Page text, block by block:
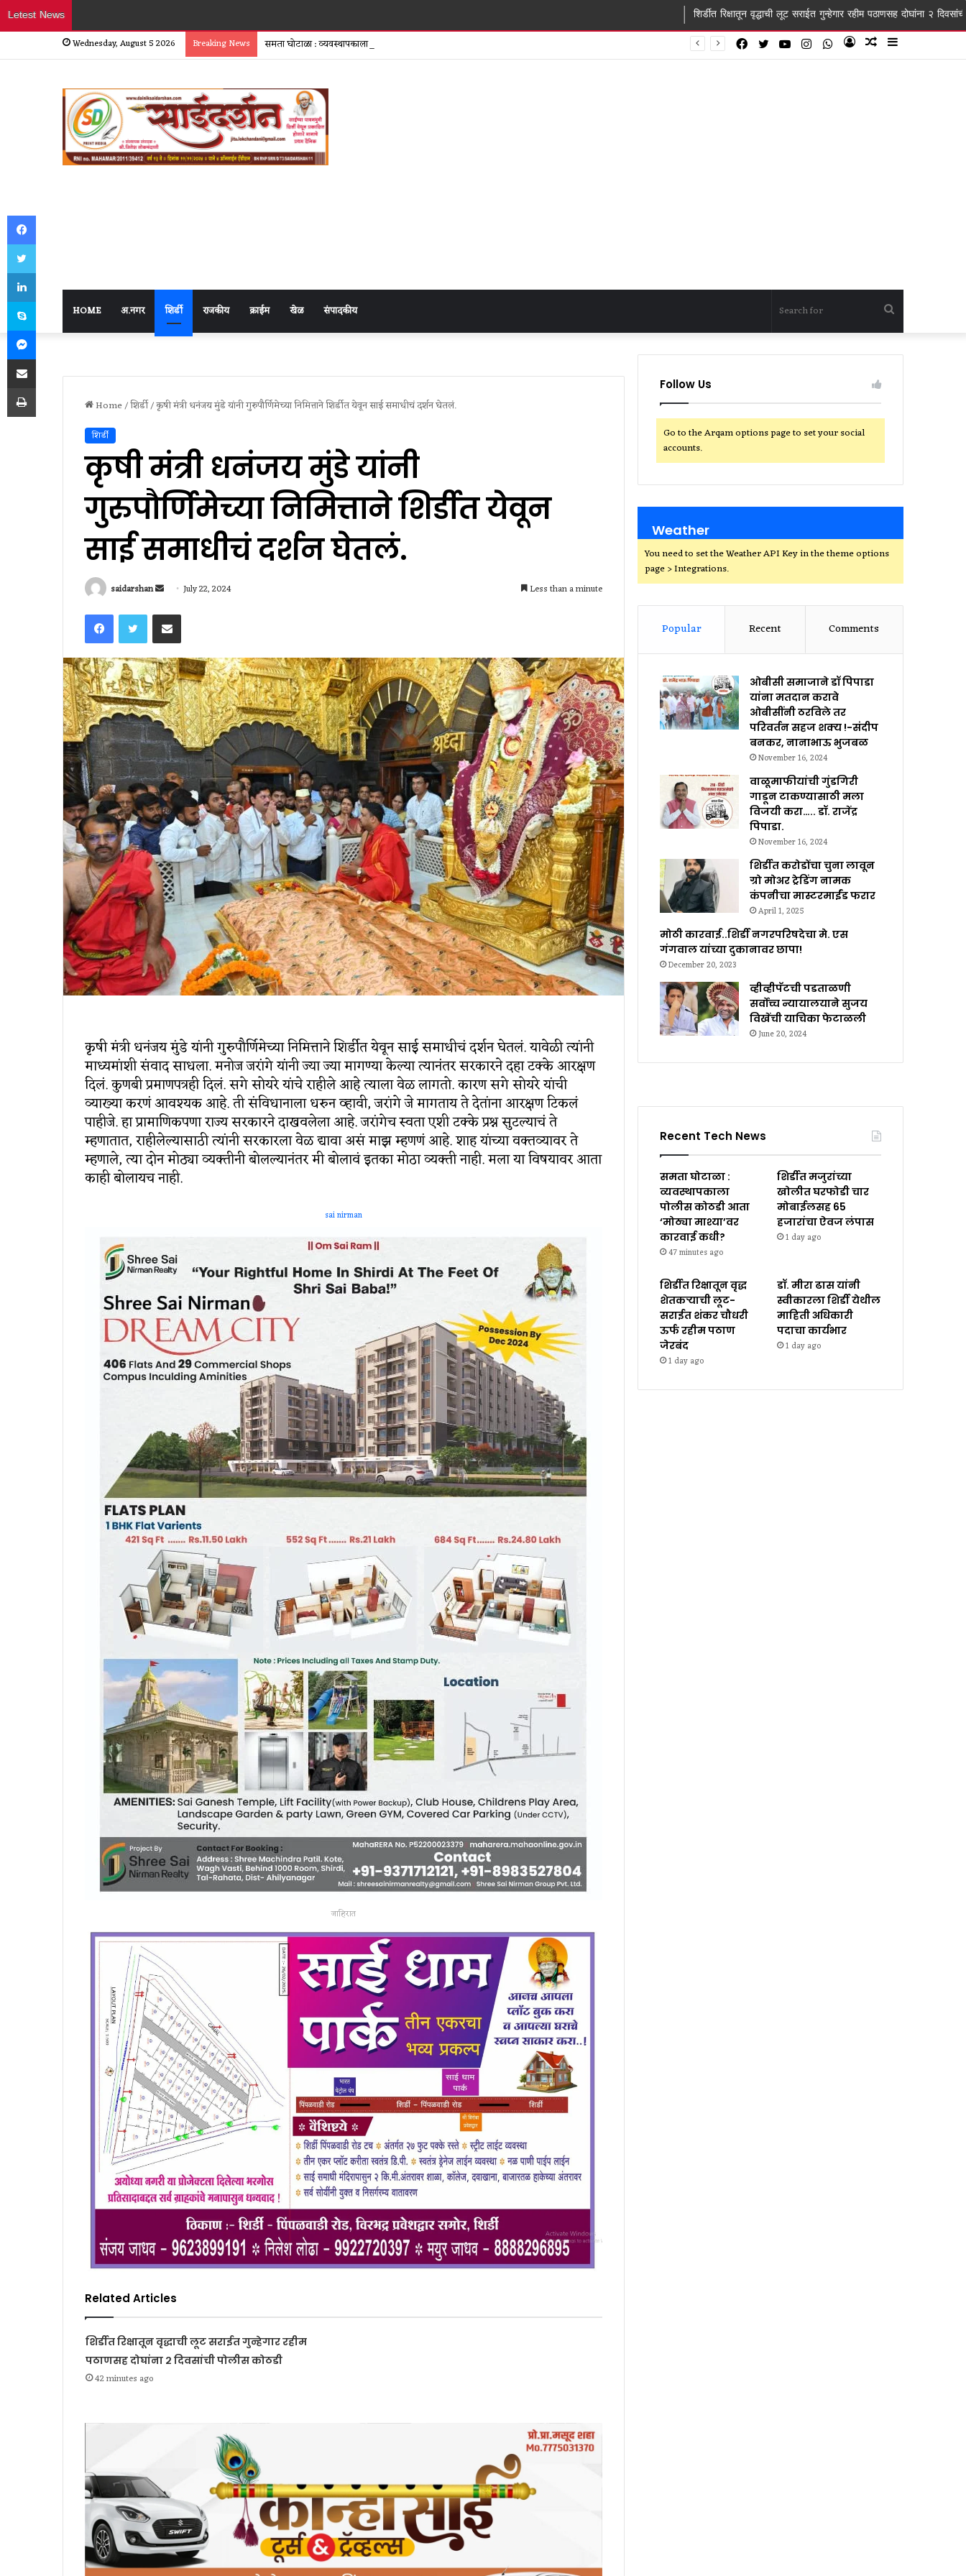
Letest News शिर्डीत रिक्षातून वृद्धाची लूट सराईत गुन्हेगार रहीम पठाणसह दोघांना २ दिवसांची पोलीस कोठडी
Wednesday, August 5 2026 Breaking News समता घोटाळा : व्यवस्थापकाला पोलीस कोठडी आता ‘मोठ्या माश्या’वर कारवाई कधी? Sidebar
Random
Log
WhatsApp
Instagram
YouTube
Twitter
Facebook
HOME अ.नगर शिर्डी राजकीय क्राईम खेळ संपादकीय Search
for
Home/शिर्डी/कृषी मंत्री धनंजय मुंडे यांनी गुरुपौर्णिमेच्या निमित्ताने शिर्डीत येवून साई समाधीचं दर्शन घेतलं.
शिर्डी
कृषी मंत्री धनंजय मुंडे यांनी
गुरुपौर्णिमेच्या निमित्ताने शिर्डीत येवून
साई समाधीचं दर्शन घेतलं.
saidarshan
Send
email
July 22, 2024 Less than a minute
FacebookTwitter Share via Email
कृषी मंत्री धनंजय मुंडे यांनी गुरुपौर्णिमेच्या निमित्ताने शिर्डीत येवून साई समाधीचं दर्शन घेतलं. यावेळी त्यांनी
माध्यमांशी संवाद साधला. मनोज जरांगे यांनी ज्या ज्या मागण्या केल्या त्यानंतर सरकारने दहा टक्के आरक्षण
दिलं. कुणबी प्रमाणपत्रही दिलं. सगे सोयरे यांचे राहीले आहे त्याला वेळ लागतो. कारण सगे सोयरे यांची
व्याख्या करणं आवश्यक आहे. ती संविधानाला धरुन व्हावी, जरांगे जे मागताय ते देतांना आरक्षण टिकलं
पाहीजे. हा प्रामाणिकपणा राज्य सरकारने दाखवलेला आहे. जरांगेच स्वता एशी टक्के प्रश्न सुटल्याचं ते
म्हणातात, राहीलेल्यासाठी त्यांनी सरकारला वेळ द्यावा असं माझ म्हणणं आहे. शाह यांच्या वक्तव्यावर ते
म्हणाले, त्या दोन मोठ्या व्यक्तीनी बोलल्यानंतर मी बोलावं इतका मोठा व्यक्ती नाही. मला या विषयावर आता
काही बोलायच नाही.
sai nirman
जाहिरात
Related Articles
शिर्डीत रिक्षातून वृद्धाची लूट सराईत गुन्हेगार रहीम
पठाणसह दोघांना २ दिवसांची पोलीस कोठडी
42 minutes ago
Follow Us
Go to the Arqam options page to set your social
accounts.
Weather
You need to set the Weather API Key in the theme options
page > Integrations.
Popular Recent Comments
ओबीसी समाजाने डॉ पिपाडा
यांना मतदान करावे
ओबीसींनी ठरविले तर
परिवर्तन सहज शक्य !-संदीप
बनकर, नानाभाऊ भुजबळ
November 16, 2024
वाळूमाफीयांची गुंडगिरी
गाडून टाकण्यासाठी मला
विजयी करा….. डॉ. राजेंद्र
पिपाडा.
November 16, 2024
शिर्डीत करोडोंचा चुना लावून
ग्रो मोअर ट्रेडिंग नामक
कंपनीचा मास्टरमाईंड फरार
April 1, 2025
मोठी कारवाई..शिर्डी नगरपरिषदेचा मे. एस
गंगवाल यांच्या दुकानावर छापा!
December 20, 2023
व्हीव्हीपॅटची पडताळणी
सर्वोच्च न्यायालयाने सुजय
विखेंची याचिका फेटाळली
June 20, 2024
Recent Tech News
समता घोटाळा :
व्यवस्थापकाला
पोलीस कोठडी आता
‘मोठ्या माश्या’वर
कारवाई कधी?
47 minutes ago
शिर्डीत मजुरांच्या
खोलीत घरफोडी चार
मोबाईलसह ₹65
हजारांचा ऐवज लंपास
1 day ago
शिर्डीत रिक्षातून वृद्ध
शेतकऱ्याची लूट-
सराईत शंकर चौधरी
ऊर्फ रहीम पठाण
जेरबंद
1 day ago
डॉ. मीरा ढास यांनी
स्वीकारला शिर्डी येथील
माहिती अधिकारी
पदाचा कार्यभार
1 day ago
Facebook
Twitter
LinkedIn
Skype
Messenger
Share via Email